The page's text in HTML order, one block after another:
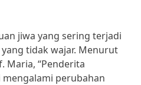
jiwa yang sering terjadi
tidak wajar. Menurut
Maria, “Penderita
perubahan